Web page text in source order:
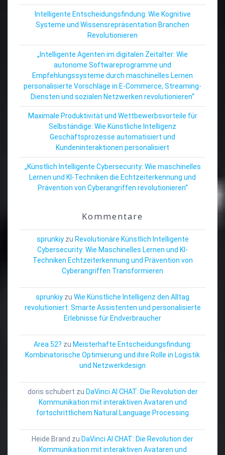
Intelligente Entscheidungsfindung: Wie Kognitive
Systeme und Wissensrepräsentation Branchen
Revolutionieren
„Intelligente Agenten im digitalen Zeitalter: Wie
autonome Softwareprogramme und
Empfehlungssysteme durch maschinelles Lernen
personalisierte Vorschläge in E-Commerce, Streaming-
Diensten und sozialen Netzwerken revolutionieren“
Maximale Produktivität und Wettbewerbsvorteile für
Selbständige: Wie Künstliche Intelligenz
Geschäftsprozesse automatisiert und
Kundeninteraktionen personalisiert
„Künstlich Intelligente Cybersecurity: Wie maschinelles
Lernen und KI-Techniken die Echtzeiterkennung und
Prävention von Cyberangriffen revolutionieren“
Kommentare
sprunkiyzu Revolutionäre Künstlich Intelligente
Cybersecurity: Wie Maschinelles Lernen und KI-
Techniken Echtzeiterkennung und Prävention von
Cyberangriffen Transformieren
sprunkiy zu Wie Künstliche Intelligenz den Alltag
revolutioniert: Smarte Assistenten und personalisierte
Erlebnisse für Endverbraucher
Area 52? zu Meisterhafte Entscheidungsfindung:
Kombinatorische Optimierung und ihre Rolle in Logistik
und Netzwerkdesign
doris schubert zu DaVinci AI CHAT: Die Revolution der
Kommunikation mit interaktiven Avataren und
fortschrittlichem Natural Language Processing
Heide Brand zu DaVinci AI CHAT: Die Revolution der
Kommunikation mit interaktiven Avataren und